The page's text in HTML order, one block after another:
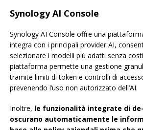
Synology AI Console
Synology AI Console offre una
integra con i principali provider AI,
selezionare i modelli più adatti senza
piattaforma permette una gestione
tramite limiti di token e controlli di
prevenendo l’uso non autorizzato dell’AI.
Inoltre, le funzionalità integrate di
oscurano automaticamente le